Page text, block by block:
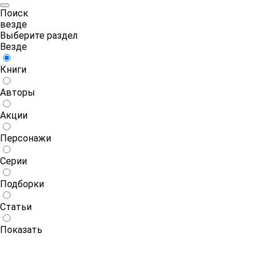
Поиск
везде
Выберите раздел
Везде
Книги
Авторы
Акции
Персонажи
Серии
Подборки
Статьи
Показать